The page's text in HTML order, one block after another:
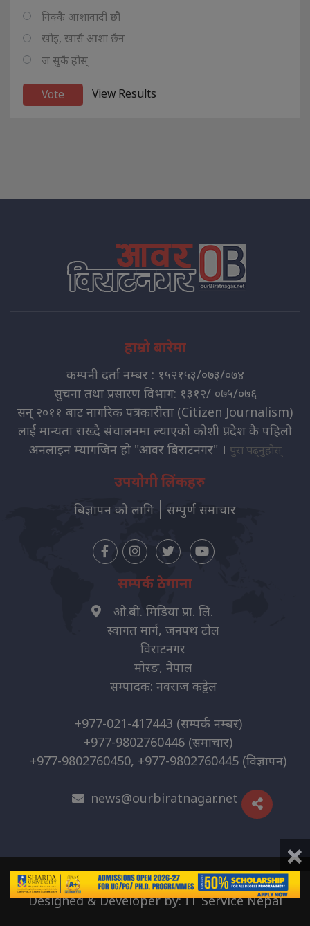
निक्कै आशावादी छौ
खोइ, खासै आशा छैन
ज सुकै होस्
View Results
हाम्रो बारेमा
कम्पनी दर्ता नम्बर : १५२१५३/०७३/०७४
सुचना तथा प्रसारण विभाग: १३१२/ ०७५/०७६
सन् २०११ बाट नागरिक पत्रकारीता (Citizen Journalism)
लाई मान्यता राख्दै संचालनमा ल्याएको कोशी प्रदेश कै पहिलो
अनलाइन म्यागजिन हो "आवर बिराटनगर" । पुरा पढ्नुहोस्
उपयोगी लिंकहरु
बिज्ञापन को लागि सम्पुर्ण समाचार
सम्पर्क ठेगाना
ओ.बी. मिडिया प्रा. लि.
स्वागत मार्ग, जनपथ टोल
विराटनगर
मोरङ, नेपाल
सम्पादक: नवराज कट्टेल
+977-021-417443 (सम्पर्क नम्बर)
+977-9802760446 (समाचार)
+977-9802760450, +977-9802760445 (विज्ञापन)
news@ourbiratnagar.net
© 2026 | O.B. Media Pvt. Ltd
Designed & Developer by:IT Service Nepal
×